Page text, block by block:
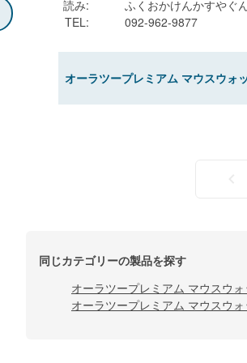
読み:
ふくおかけんかすやぐ
TEL: 092-962-9877
オーラツープレミアム マウスウォ
同じカテゴリーの製品を探す
オーラツープレミアム マウスウ
オーラツープレミアム マウスウ